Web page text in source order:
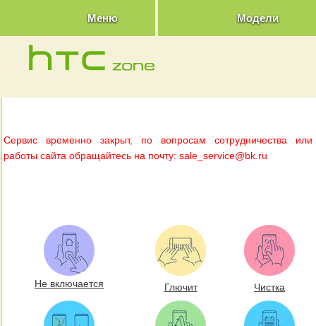
Модели
Меню
Сервис временно закрыт, по вопросам сотрудничества или
работы сайта обращайтесь на почту: sale_service@bk.ru
Не включается Глючит Чистка